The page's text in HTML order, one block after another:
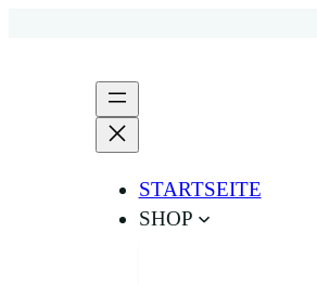
STARTSEITE
SHOP